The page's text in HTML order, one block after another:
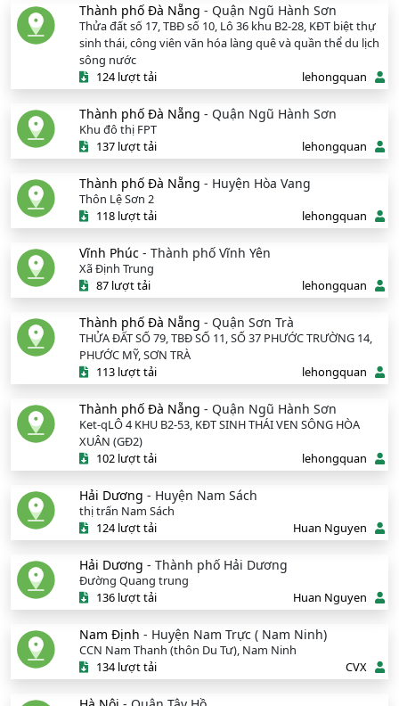
Thành phố Đà Nẵng - Quận Ngũ Hành Sơn
Thửa đất số 17, TBĐ số 10, Lô 36 khu B2-28, KĐT biệt thự
sinh thái, công viên văn hóa làng quê và quần thể du lịch
sông nước
124 lượt tải
lehongquan
Thành phố Đà Nẵng - Quận Ngũ Hành Sơn
Khu đô thị FPT
137 lượt tải
lehongquan
Thành phố Đà Nẵng - Huyện Hòa Vang
Thôn Lệ Sơn 2
118 lượt tải
lehongquan
Vĩnh Phúc - Thành phố Vĩnh Yên
Xã Định Trung
87 lượt tải
lehongquan
Thành phố Đà Nẵng - Quận Sơn Trà
THỬA ĐẤT SỐ 79, TBĐ SỐ 11, SỐ 37 PHƯỚC TRƯỜNG 14,
PHƯỚC MỸ, SƠN TRÀ
113 lượt tải
lehongquan
Thành phố Đà Nẵng - Quận Ngũ Hành Sơn
Ket-qLÔ 4 KHU B2-53, KĐT SINH THÁI VEN SÔNG HÒA
XUÂN (GĐ2)
102 lượt tải
lehongquan
Hải Dương - Huyện Nam Sách
thị trấn Nam Sách
124 lượt tải
Huan Nguyen
Hải Dương - Thành phố Hải Dương
Đường Quang trung
136 lượt tải
Huan Nguyen
Nam Định - Huyện Nam Trực ( Nam Ninh)
CCN Nam Thanh (thôn Du Tư), Nam Ninh
134 lượt tải
CVX